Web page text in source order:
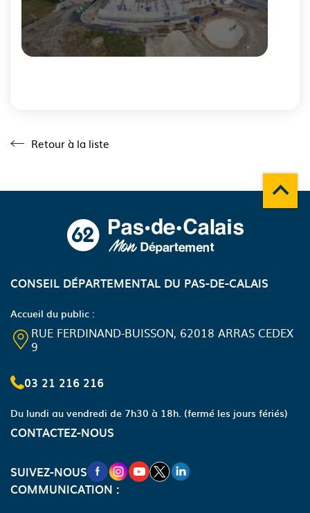
carousel
Retour à la liste
Retour à la liste
CONSEIL DÉPARTEMENTAL DU PAS-DE-CALAIS
Accueil du public :
RUE FERDINAND-BUISSON, 62018 ARRAS CEDEX
9
03 21 216 216
Du lundi au vendredi de 7h30 à 18h. (fermé les jours fériés)
CONTACTEZ-NOUS
SUIVEZ-NOUSNOUVELLE FENÊTRE VERS LA PAGE
NOUVELLE FENÊTRE VERS LA
NOUVELLE FENÊTRE VERS LA
NOUVELLE FENÊTRE VERS
NOUVELLE FENÊTRE
COMMUNICATION :